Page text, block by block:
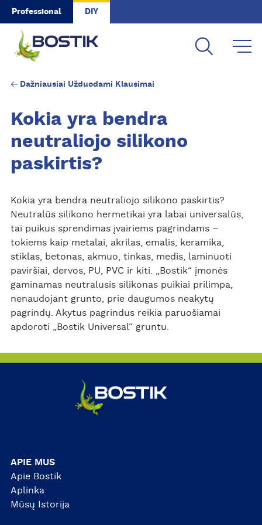
Skip to main content
Professional DIY
Dažniausiai Užduodami Klausimai
Kokia yra bendra
neutraliojo silikono
paskirtis?
Kokia yra bendra neutraliojo silikono paskirtis?
Neutralūs silikono hermetikai yra labai universalūs,
tai puikus sprendimas įvairiems pagrindams –
tokiems kaip metalai, akrilas, emalis, keramika,
stiklas, betonas, akmuo, tinkas, medis, laminuoti
paviršiai, dervos, PU, PVC ir kiti. „Bostik“ įmonės
gaminamas neutralusis silikonas puikiai prilimpa,
nenaudojant grunto, prie daugumos neakytų
pagrindų. Akytus pagrindus reikia paruošiamai
apdoroti „Bostik Universal“ gruntu.
APIE MUS
Apie Bostik
Aplinka
Mūsų Istorija